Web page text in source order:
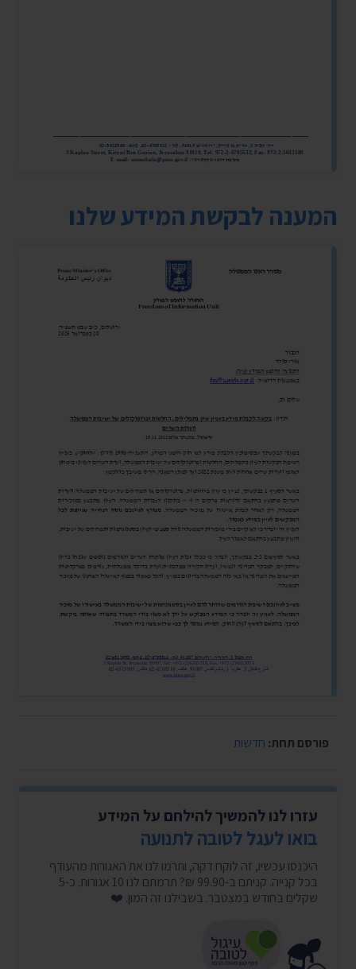
המענה לבקשת המידע שלנו
פורסם תחת: חדשות
עזרו לנו להמשיך להילחם על המידע
בואו לעגל לטובה לתנועה
היכנסו עכשיו, זה לוקח דקה, ותרמו לנו את האגורות מהעודף
בכל קנייה. קניתם ב-99.90 ₪? תרמתם לנו 10 אגורות. כ-5
שקלים בחודש במצטבר. בשבילנו זה המון. ❤️